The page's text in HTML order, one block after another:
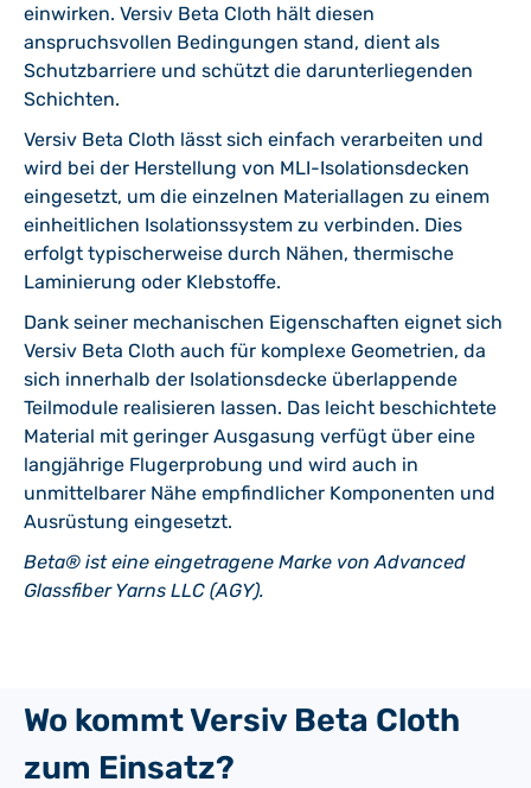
einwirken. Versiv Beta Cloth hält diesen
anspruchsvollen Bedingungen stand, dient als
Schutzbarriere und schützt die darunterliegenden
Schichten.
Versiv Beta Cloth lässt sich einfach verarbeiten und
wird bei der Herstellung von MLI-Isolationsdecken
eingesetzt, um die einzelnen Materiallagen zu einem
einheitlichen Isolationssystem zu verbinden. Dies
erfolgt typischerweise durch Nähen, thermische
Laminierung oder Klebstoffe.
Dank seiner mechanischen Eigenschaften eignet sich
Versiv Beta Cloth auch für komplexe Geometrien, da
sich innerhalb der Isolationsdecke überlappende
Teilmodule realisieren lassen. Das leicht beschichtete
Material mit geringer Ausgasung verfügt über eine
langjährige Flugerprobung und wird auch in
unmittelbarer Nähe empfindlicher Komponenten und
Ausrüstung eingesetzt.
Beta® ist eine eingetragene Marke von Advanced
Glassfiber Yarns LLC (AGY).
Wo kommt Versiv Beta Cloth
zum Einsatz?